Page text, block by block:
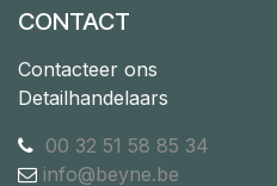
CONTACT
Contacteer ons
Detailhandelaars
00 32 51 58 85 34
info@beyne.be